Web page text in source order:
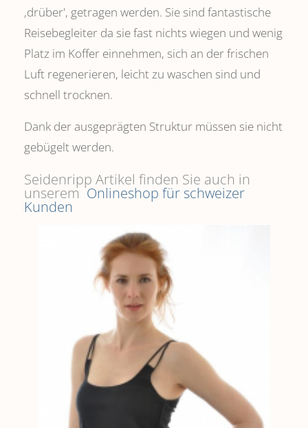
‚drüber', getragen werden. Sie sind fantastische
Reisebegleiter da sie fast nichts wiegen und wenig
Platz im Koffer einnehmen, sich an der frischen
Luft regenerieren, leicht zu waschen sind und
schnell trocknen.
Dank der ausgeprägten Struktur müssen sie nicht
gebügelt werden.
Seidenripp Artikel finden Sie auch in
unserem Onlineshop für schweizer
Kunden